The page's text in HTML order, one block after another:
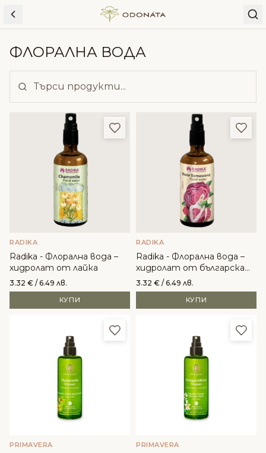
Skip to content
ФЛОРАЛНА ВОДА
Добави в любими
RADIKA
Radika - Флорална вода –
хидролат от лайка
3.32 € / 6.49 лв.
КУПИ
RADIKA
Radika - Флорална вода –
хидролат от българска
роза
3.32 € / 6.49 лв.
КУПИ
Добави в любими
PRIMAVERA PRIMAVERA